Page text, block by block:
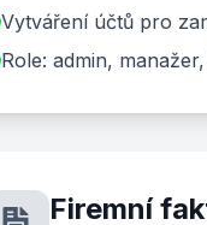
Vytváření účtů pro
Role: admin,
Firemní